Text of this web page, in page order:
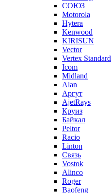
СОЮЗ
Motorola
Hytera
Kenwood
KIRISUN
Vector
Vertex Standard
Icom
Midland
Alan
Аргут
AjetRays
Круиз
Байкал
Peltor
Racio
Linton
Связь
Vostok
Alinco
Roger
Baofeng